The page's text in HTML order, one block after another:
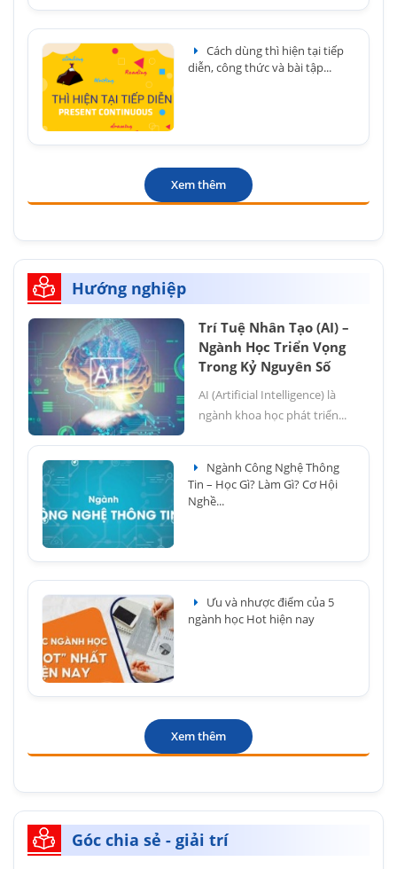
Cách dùng thì hiện tại tiếp
diễn, công thức và bài tập...
Xem thêm
Hướng nghiệp
Trí Tuệ Nhân Tạo (AI) –
Ngành Học Triển Vọng
Trong Kỷ Nguyên Số
AI (Artificial Intelligence) là
ngành khoa học phát triển...
Ngành Công Nghệ Thông
Tin – Học Gì? Làm Gì? Cơ Hội
Nghề...
Ưu và nhược điểm của 5
ngành học Hot hiện nay
Xem thêm
Góc chia sẻ - giải trí